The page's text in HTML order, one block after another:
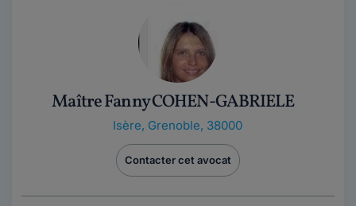
Maître Fanny COHEN-GABRIELE
Isère, Grenoble, 38000
Contacter cet avocat